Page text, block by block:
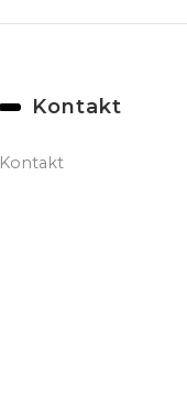
Kontakt
Kontakt